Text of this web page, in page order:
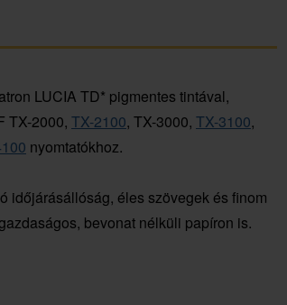
LUCIA TD* pigmentes tintával,
TX-2000, TX-2100, TX-3000, TX-3100,
nyomtatókhoz.
időjárásállóság, éles szövegek és finom
bevonat nélküli papíron is.